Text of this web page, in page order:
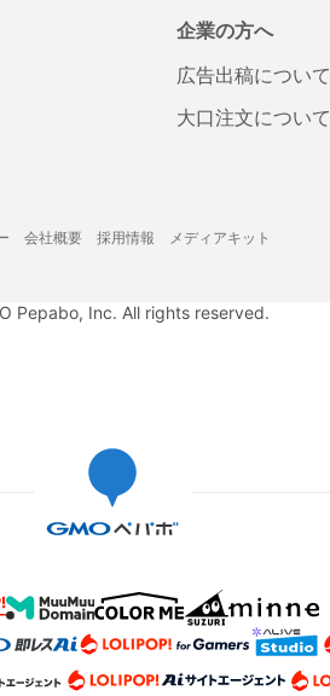
企業の方へ
広告出稿について
大口注文について
会社概要 採用情報 メディアキット
Pepabo, Inc. All rights reserved.